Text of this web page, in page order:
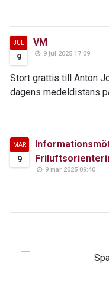
JUL
9
VM
9 jul 2025 17:09
Stort grattis till Anton
dagens medeldistans
MAR
9
9 mar 2025 09:40